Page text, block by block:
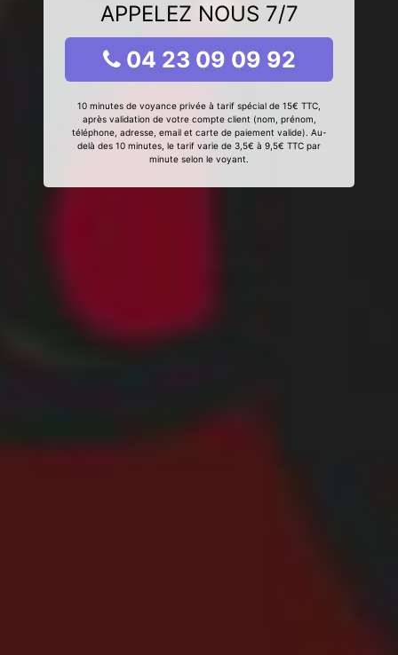
APPELEZ NOUS 7/7
04 23 09 09 92
10 minutes de voyance privée à tarif spécial de 15€ TTC,
après validation de votre compte client (nom, prénom,
téléphone, adresse, email et carte de paiement valide). Au-
delà des 10 minutes, le tarif varie de 3,5€ à 9,5€ TTC par
minute selon le voyant.